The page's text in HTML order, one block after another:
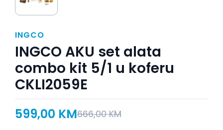
INGCO
INGCO AKU set alata
combo kit 5/1 u koferu
CKLI2059E
599,00 KM666,00KM